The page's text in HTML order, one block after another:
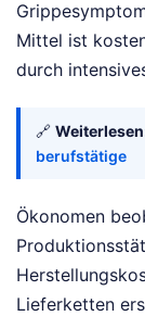
Mittel ist
durch
🔗
berufstätige
Ökonomen
Lieferketten